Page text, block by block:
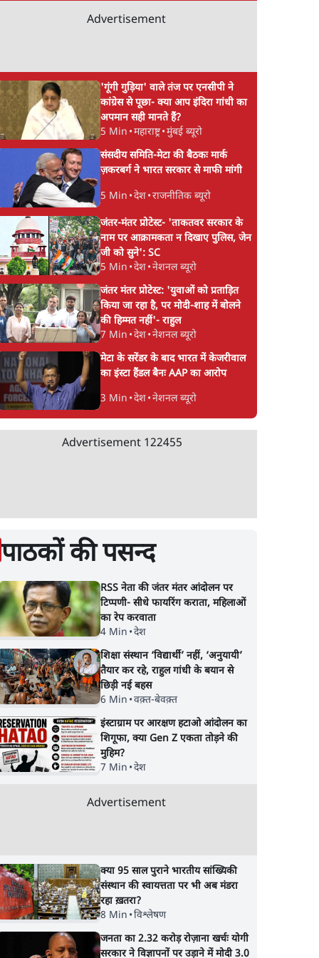
के
जेल,
सजा
Satya Hindi News
बुलेटिन । 6 अगस्त, दोपहर 2
बजे की ख़बरें
मेटा के सरेंडर के बाद
Advertisement
'गूंगी गुड़िया' वाले तंज पर एनसीपी ने
कांग्रेस से पूछा- क्या आप इंदिरा गांधी का
अपमान सही मानते हैं?
5 Min •महाराष्ट्र•मुंबई ब्यूरो
संसदीय समिति-मेटा की बैठकः मार्क
ज़करबर्ग ने भारत सरकार से माफी मांगी
5 Min •देश•राजनीतिक ब्यूरो
जंतर-मंतर प्रोटेस्ट- 'ताकतवर सरकार के
नाम पर आक्रामकता न दिखाए पुलिस, जेन
जी को सुने': SC
5 Min •देश•नेशनल ब्यूरो
जंतर मंतर प्रोटेस्ट: 'युवाओं को प्रताड़ित
किया जा रहा है, पर मोदी-शाह में बोलने
की हिम्मत नहीं'- राहुल
7 Min •देश•नेशनल ब्यूरो
मेटा के सरेंडर के बाद भारत में केजरीवाल
का इंस्टा हैंडल बैनः AAP का आरोप
3 Min •देश•नेशनल ब्यूरो
Advertisement 122455
पाठकों की पसन्द
RSS नेता की जंतर मंतर आंदोलन पर
टिप्पणी- सीधे फायरिंग कराता, महिलाओं
का रेप करवाता
4 Min •देश
शिक्षा संस्थान ‘विद्यार्थी’ नहीं, ‘अनुयायी’
तैयार कर रहे, राहुल गांधी के बयान से
छिड़ी नई बहस
6 Min •वक़्त-बेवक़्त
इंस्टाग्राम पर आरक्षण हटाओ आंदोलन का
शिगूफा, क्या Gen Z एकता तोड़ने की
मुहिम?
7 Min •देश
Advertisement
क्या 95 साल पुराने भारतीय सांख्यिकी
संस्थान की स्वायत्तता पर भी अब मंडरा
रहा ख़तरा?
8 Min •विश्लेषण
जनता का 2.32 करोड़ रोज़ाना खर्चः योगी
सरकार ने विज्ञापनों पर उड़ाने में मोदी 3.0